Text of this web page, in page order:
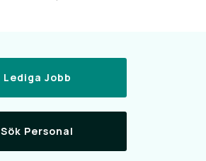
Lediga Jobb
Sök Personal